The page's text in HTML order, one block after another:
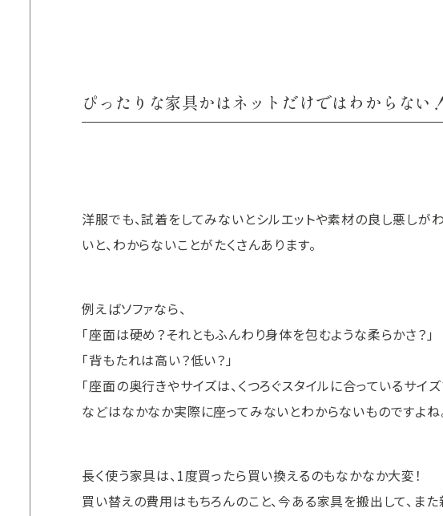
ぴったりな家具かはネットだけではわからない
洋服でも、試着をしてみないとシルエットや素材の良し悪し
いと、わからないことがたくさんあります。
例えばソファなら、
「座面は硬め？それともふんわり身体を包むような柔らかさ？」
「背もたれは高い？低い？」
「座面の奥行きやサイズは、くつろぐスタイルに合っているサイズ
などはなかなか実際に座ってみないとわからないものですよね
長く使う家具は、1度買ったら買い換えるのもなかなか大変！
買い替えの費用はもちろんのこと、今ある家具を搬出して、ま